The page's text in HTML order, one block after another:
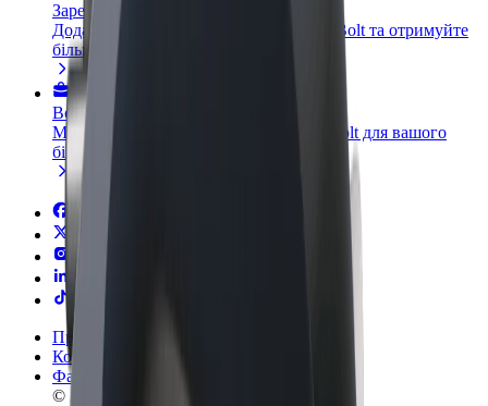
Зареєструватися як власник автопарку
Додайте Ваш автопарк на платформу Bolt та отримуйте
більше доходів
Bolt for Business
Масштабування продуктів та послуг Bolt для вашого
бізнесу
Правила та Умови
Конфіденційність
Файли ку́кі
© 2026 Bolt Technology OÜ